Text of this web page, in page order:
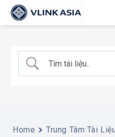
qua
dung
Home Trung Tâm Tài Liệu